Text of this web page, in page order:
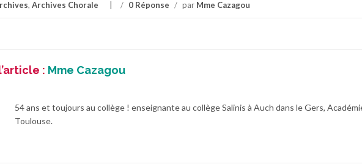
, Archives Chorale / 0 Réponse / par Mme Cazagou
: Mme Cazagou
54 ans et toujours au collège ! enseignante au collège Salinis à Auch dans le Gers,
Toulouse.